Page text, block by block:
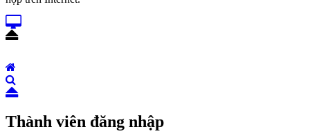
Thành viên đăng nhập